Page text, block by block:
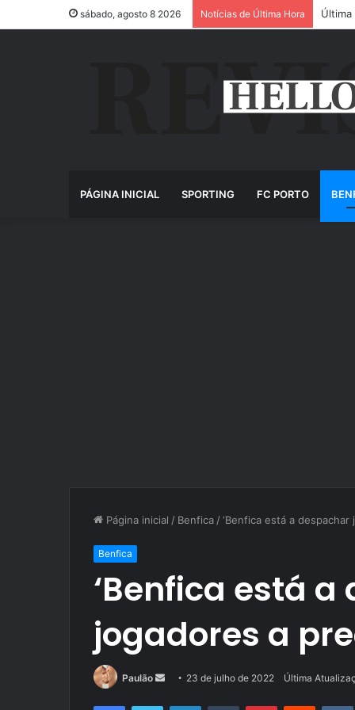
sábado, agosto 8 2026 Notícias de Última Hora
PÁGINA INICIAL SPORTING FC PORTO
Página inicial / Benfica /‘Benfica está a
Benfica
‘Benfica está
jogadores a
Paulão
Mande23 de julho de 2022 Última
FacebookTwitter LinkedinTumblr PinterestReddit